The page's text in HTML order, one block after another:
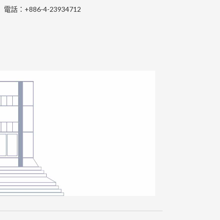
電話：+886-4-23934712